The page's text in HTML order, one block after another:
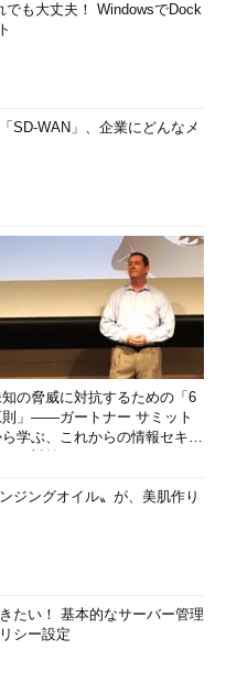
でも大丈夫！ WindowsでDock
SD-WAN」、企業にどんなメ
の脅威に対抗するための「6
則」――ガートナー サミット
学ぶ、これからの情報セキュ
ジングオイル〟が、美肌作り
たい！ 基本的なサーバー管理
シー設定